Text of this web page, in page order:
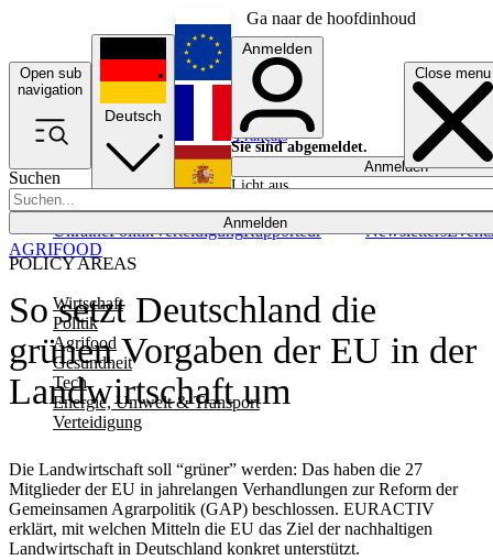
Ga naar de hoofdinhoud
Open sub
navigation
Close menu
Suchen
Anmelden
POLICY AREAS
Wirtschaft
Politik
Agrifood
Gesundheit
Tech
Energie, Umwelt & Transport
Verteidigung
UkrainePolitikVerteidigungRapporteur NewslettersEvents
Deutsch
English
Français
Anmelden
Sie sind abgemeldet.
Anmelden
Licht aus
So setzt Deutschland die
grünen Vorgaben der EU in der
Landwirtschaft um
Die Landwirtschaft soll “grüner” werden: Das haben die 27
Mitglieder der EU in jahrelangen Verhandlungen zur Reform der
Gemeinsamen Agrarpolitik (GAP) beschlossen. EURACTIV
erklärt, mit welchen Mitteln die EU das Ziel der nachhaltigen
Landwirtschaft in Deutschland konkret unterstützt.
AGRIFOOD